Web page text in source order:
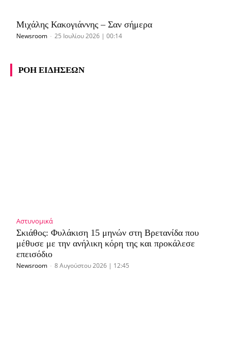
Μιχάλης Κακογιάννης – Σαν σήμερα
Newsroom - 25 Ιουλίου 2026 | 00:14
ΡΟΗ ΕΙΔΗΣΕΩΝ
Αστυνομικά
Σκιάθος: Φυλάκιση 15 μηνών στη Βρετανίδα που
μέθυσε με την ανήλικη κόρη της και προκάλεσε
επεισόδιο
Newsroom - 8 Αυγούστου 2026 | 12:45